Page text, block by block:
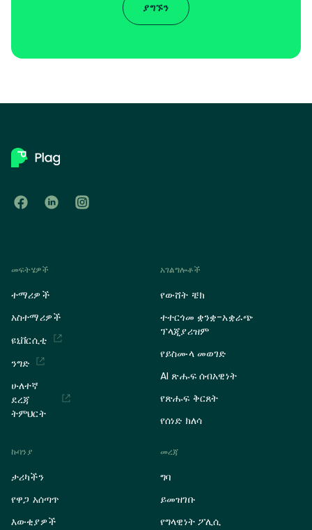
ያግኙን
መፍትሄዎች
ተማሪዎች
አስተማሪዎች
ዩኒቨርሲቲ
ንግድ
ሁለተኛ
ደረጃ
ትምህርት
አገልግሎቶች
የውሸት ቼክ
ተተርጎመ ቋንቋ-አቋራጭ
ፕላጂያሪዝም
የይስሙላ መወገድ
AI ጽሑፍ ሰብአዊነት
የጽሑፍ ቅርጸት
የሰነድ ክለሳ
ኩባንያ
ታሪካችን
የዋጋ አሰጣጥ
እውቂያዎች
መረጃ
ግባ
ይመዝገቡ
የግላዊነት ፖሊሲ